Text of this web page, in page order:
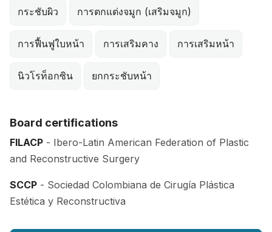
กระชับผิว การตกแต่งจมูก (เสริมจมูก)
การฟื้นฟูใบหน้า การเสริมคาง การเสริมหน้า
นิวโรท็อกซิน ยกกระชับหน้า
Board certifications
FILACP - Ibero-Latin American Federation of Plastic
and Reconstructive Surgery
SCCP - Sociedad Colombiana de Cirugía Plástica
Estética y Reconstructiva